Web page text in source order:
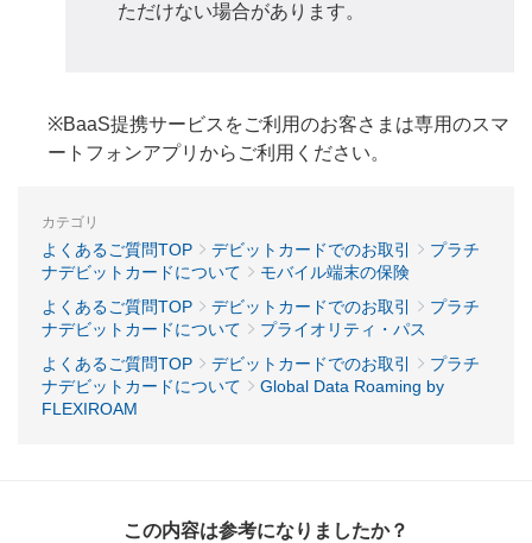
ただけない場合があります。
※BaaS提携サービスをご利用のお客さまは専用のスマ
ートフォンアプリからご利用ください。
カテゴリ
よくあるご質問TOP デビットカードでのお取引
プラチ
ナデビットカードについて
モバイル端末の保険
よくあるご質問TOP
デビットカードでのお取引
プラチ
ナデビットカードについて
プライオリティ・パス
よくあるご質問TOP
デビットカードでのお取引
プラチ
ナデビットカードについて
Global Data Roaming by
FLEXIROAM
この内容は参考になりましたか？